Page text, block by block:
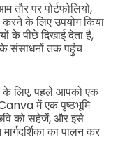
पर पोर्टफोलियो,
के लिए उपयोग किया
के पीछे दिखाई देता है,
संसाधनों तक पहुंच
लिए, पहले आपको एक
में एक पृष्ठभूमि
को सहेजें, और इसे
का पालन कर